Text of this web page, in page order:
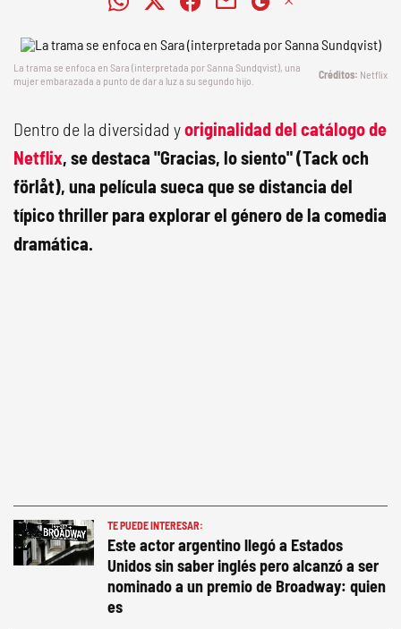
La trama se enfoca en Sara (interpretada por Sanna Sundqvist), una
mujer embarazada a punto de dar a luz a su segundo hijo.
Netflix
Dentro de la diversidad yoriginalidad del catálogo de
Netflix, se destaca "Gracias, lo siento" (Tack och
förlåt), una película sueca que se distancia del
típico thriller para explorar el género de la comedia
dramática.
TE PUEDE INTERESAR:
Este actor argentino llegó a Estados
Unidos sin saber inglés pero alcanzó a ser
nominado a un premio de Broadway: quien
es